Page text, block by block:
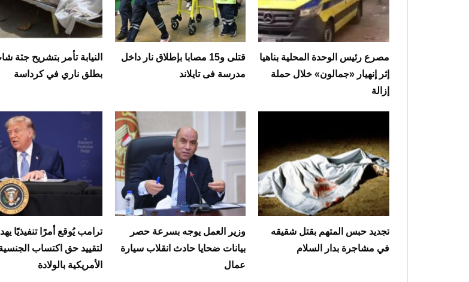
مصرع رئيس الوحدة المحلية بناهيا
إثر إنهيار «جمالون» خلال حملة
إزالة
قتلى و15 مصابا بإطلاق نار داخل
مدرسة فى تايلاند
النيابة تأمر بتشريح جثة
بطلق ناري في كرداسة
تجديد حبس المتهم بقتل شقيقه
في مشاجرة بدار السلام
وزير العمل يوجه بسرعة حصر
بيانات ضحايا حادث انقلاب سيارة
عمال
ترامب يُوقع أمرًا تنفيذيًا
لتقييد حق اكتساب
الأمريكية بالولادة